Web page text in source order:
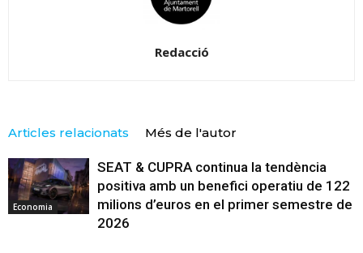
Redacció
Articles relacionats Més de l'autor
Economia
SEAT & CUPRA continua la tendència
positiva amb un benefici operatiu de 122
milions d’euros en el primer semestre de
2026